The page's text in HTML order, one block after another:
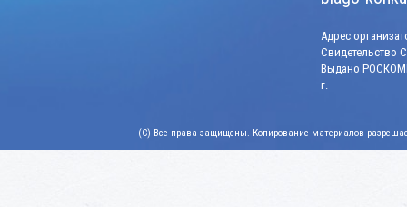
Адрес
Свидетельство
Выдано
г.
(C) Все права защищены. Копирование материалов